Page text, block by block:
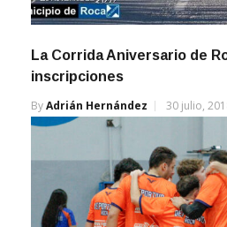
La Corrida Aniversario de
inscripciones
ByAdrián Hernández 30 julio,